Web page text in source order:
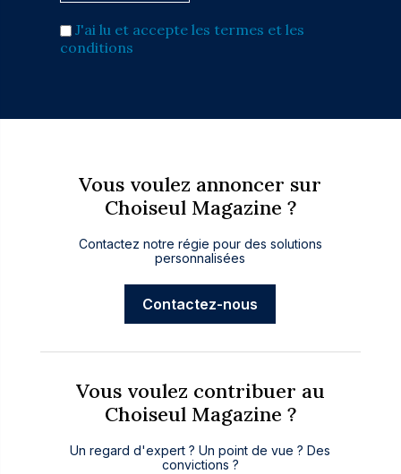
J'ai lu et accepte les termes et les
conditions
Vous voulez annoncer sur
Choiseul Magazine ?
Contactez notre régie pour des solutions
personnalisées
Contactez-nous
Vous voulez contribuer au
Choiseul Magazine ?
Un regard d'expert ? Un point de vue ? Des
convictions ?